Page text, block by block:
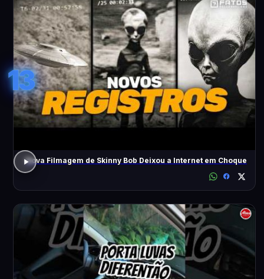
13
Nova Filmagem de Skinny Bob Deixou a Internet em Choque